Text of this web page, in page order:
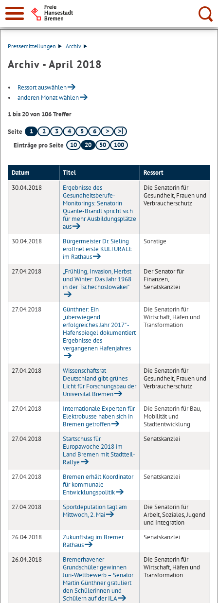
Suche:
Pressemitteilungen Archiv
Archiv - April 2018
Ressort auswählen
anderen Monat wählen
1 bis 20 von 106 Treffer
Seite 1 2 3 4 5
6
Einträge pro Seite
10 20 50 100
Datum Titel
Ressort
30.04.2018
Ergebnisse des
Gesundheitsberufe-
Monitorings: Senatorin
Quante-Brandt spricht sich
für mehr Ausbildungsplätze
aus
Die Senatorin für
Gesundheit, Frauen und
Verbraucherschutz
30.04.2018
Bürgermeister Dr. Sieling
eröffnet erste KÜLTÜRALE
im Rathaus
Sonstige
27.04.2018
„Frühling, Invasion, Herbst
und Winter: Das Jahr 1968
in der Tschechoslowakei“
Der Senator für
Finanzen,
Senatskanzlei
27.04.2018
Günthner: Ein
„überwiegend
erfolgreiches Jahr 2017“ -
Hafenspiegel dokumentiert
Ergebnisse des
vergangenen Hafenjahres
Die Senatorin für
Wirtschaft, Häfen und
Transformation
27.04.2018
Wissenschaftsrat
Deutschland gibt grünes
Licht für Forschungsbau der
Universität Bremen
Die Senatorin für
Gesundheit, Frauen und
Verbraucherschutz
27.04.2018
Internationale Experten für
Elektrobusse haben sich in
Bremen getroffen
Die Senatorin für Bau,
Mobilität und
Stadtentwicklung
27.04.2018
Startschuss für
Europawoche 2018 im
Land Bremen mit Stadtteil-
Rallye
Senatskanzlei
27.04.2018
Bremen erhält Koordinator
für kommunale
Entwicklungspolitik
Senatskanzlei
27.04.2018
Sportdeputation tagt am
Mittwoch, 2. Mai
Die Senatorin für
Arbeit, Soziales, Jugend
und Integration
26.04.2018
Zukunftstag im Bremer
Rathaus
Senatskanzlei
26.04.2018
Bremerhavener
Grundschüler gewinnen
Juri-Wettbewerb – Senator
Martin Günthner gratuliert
den Schülerinnen und
Schülern auf der ILA
Die Senatorin für
Wirtschaft, Häfen und
Transformation